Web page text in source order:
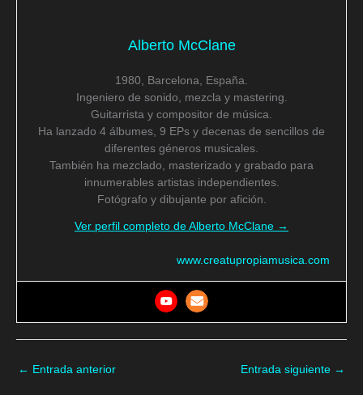
Alberto McClane
1980, Barcelona, España.
Ingeniero de sonido, mezcla y mastering.
Guitarrista y compositor de música.
Ha lanzado 4 álbumes, 9 EPs y decenas de sencillos de
diferentes géneros musicales.
También ha mezclado, masterizado y grabado para
innumerables artistas independientes.
Fotógrafo y dibujante por afición.
Ver perfil completo de Alberto McClane →
www.creatupropiamusica.com
← Entrada anterior Entrada siguiente →